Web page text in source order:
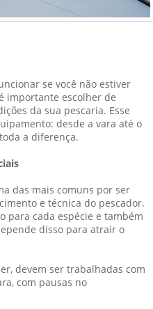
se você não estiver
importante escolher de
da sua pescaria. Esse
desde a vara até o
a diferença.
das mais comuns por ser
e técnica do pescador.
para cada espécie e também
disso para atrair o
devem ser trabalhadas com
com pausas no